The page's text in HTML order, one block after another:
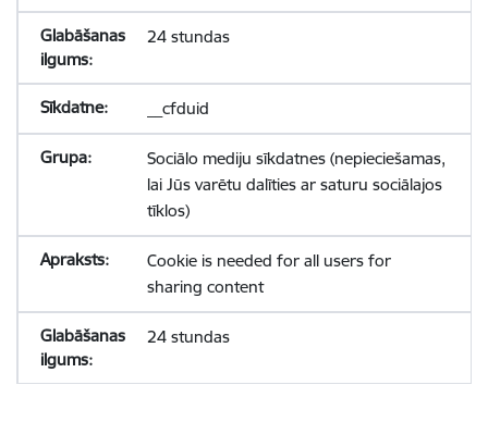
24 stundas
__cfduid
Sociālo mediju sīkdatnes (nepieciešamas,
lai Jūs varētu dalīties ar saturu sociālajos
tīklos)
Cookie is needed for all users for
sharing content
24 stundas